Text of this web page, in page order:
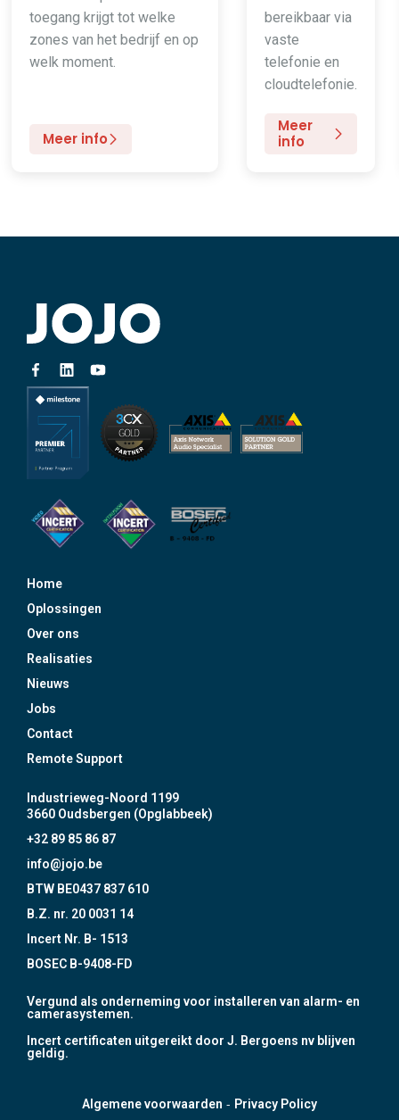
toegang krijgt tot welke
zones van het bedrijf en op
welk moment.
Meer info
bereikbaar via
vaste
telefonie en
cloudtelefonie.
Meer
info
Home
Oplossingen
Over ons
Realisaties
Nieuws
Jobs
Contact
Remote Support
Industrieweg-Noord 1199
3660 Oudsbergen (Opglabbeek)
+32 89 85 86 87
info@jojo.be
BTW BE0437 837 610
B.Z. nr. 20 0031 14
Incert Nr. B- 1513
BOSEC B-9408-FD
Vergund als onderneming voor installeren van alarm- en
camerasystemen.
Incert certificaten uitgereikt door J. Bergoens nv blijven
geldig.
Algemene voorwaarden - Privacy Policy